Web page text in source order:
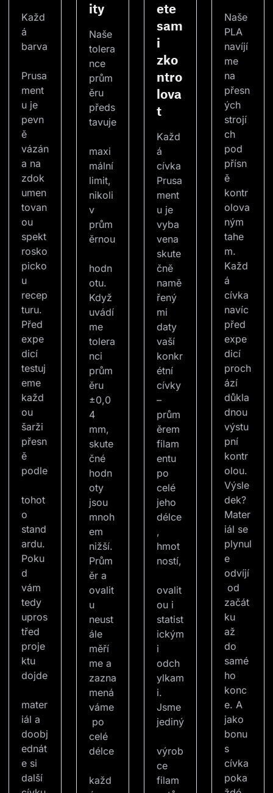
Každ
á
barva
Prusa
ment
u je
pevn
ě
vázán
a na
zdok
umen
tovan
ou
spekt
rosko
picko
u
recep
turu.
Před
expe
dicí
testuj
eme
každ
ou
šarži
přesn
ě
podle
tohot
o
stand
ardu.
Poku
d
vám
tedy
upros
třed
proje
ktu
dojde
mater
iál a
doobj
ednát
e si
další
ity
Naše
tolera
nce
prům
ěru
předs
tavuje
maxi
mální
limit,
nikoli
v
prům
ěrnou
hodn
otu.
Když
uvádí
me
tolera
nci
prům
ěru
±0,0
4
mm,
skute
čné
hodn
oty
jsou
mnoh
em
nižší.
Prům
ěr a
ovalit
u
neust
ále
měří
me a
zazna
mená
váme
po
celé
délce
každ
ete
sam
i
zko
ntro
lova
t
Každ
á
cívka
Prusa
ment
u je
vyba
vena
skute
čně
namě
řený
mi
daty
vaší
konkr
étní
cívky
–
prům
ěrem
filam
entu
po
celé
jeho
délce
,
hmot
ností,
ovalit
ou i
statist
ickým
i
odch
ylkam
i.
Jsme
jediný
výrob
ce
filam
Naše
PLA
navíjí
me
na
přesn
ých
strojí
ch
pod
přísn
ě
kontr
olova
ným
tahe
m.
Každ
á
cívka
navíc
před
expe
dicí
proch
ází
důkla
dnou
výstu
pní
kontr
olou.
Výsle
dek?
Mater
iál se
plynul
e
odvíjí
od
začát
ku
až
do
samé
ho
konc
e. A
jako
bonu
s
cívka
poka